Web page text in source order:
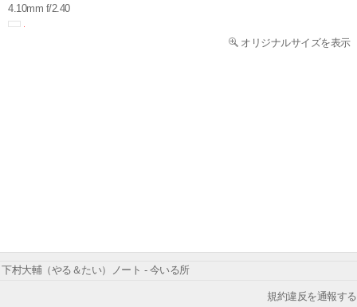
4.10mm f/2.40
オリジナルサイズを表示
下村大輔（やる＆たい）ノート - 今いる所
規約違反を通報する